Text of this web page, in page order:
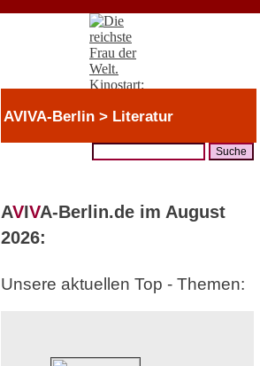
AVIVA-Berlin > Literatur
AVIVA-Berlin.de im August
2026:
Unsere aktuellen Top - Themen: